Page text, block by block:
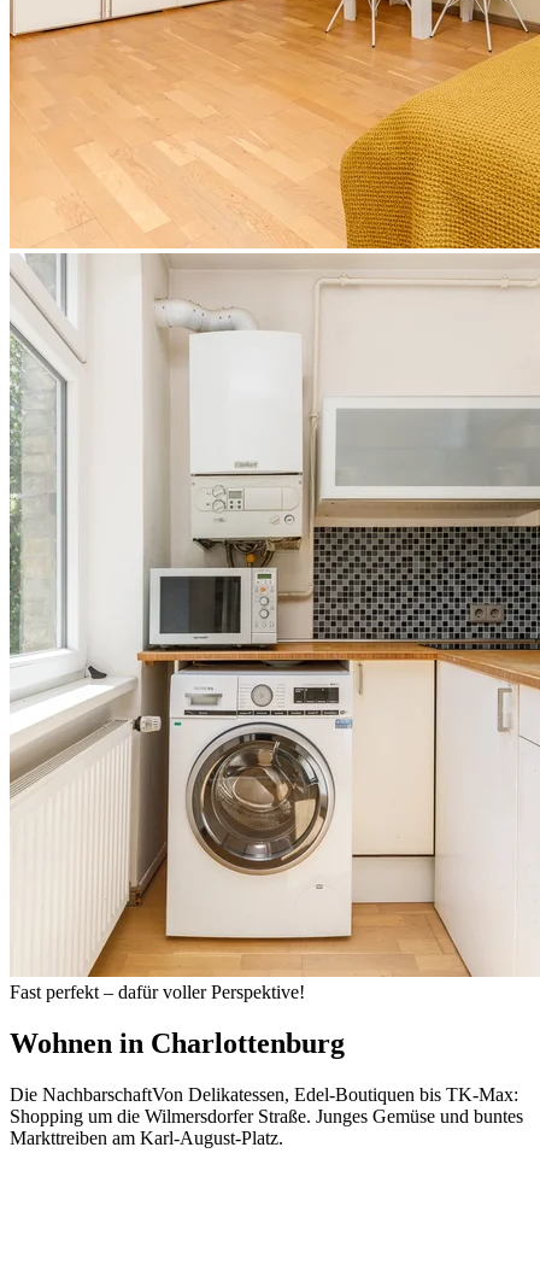
Fast perfekt – dafür voller Perspektive!
Wohnen in Charlottenburg
Die NachbarschaftVon Delikatessen, Edel-Boutiquen bis TK-Max:
Shopping um die Wilmersdorfer Straße. Junges Gemüse und buntes
Markttreiben am Karl-August-Platz.